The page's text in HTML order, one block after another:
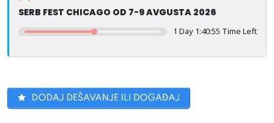
SERB FEST CHICAGO OD 7-9 AVGUSTA 2026
1 Day 1:40:54 Time Left